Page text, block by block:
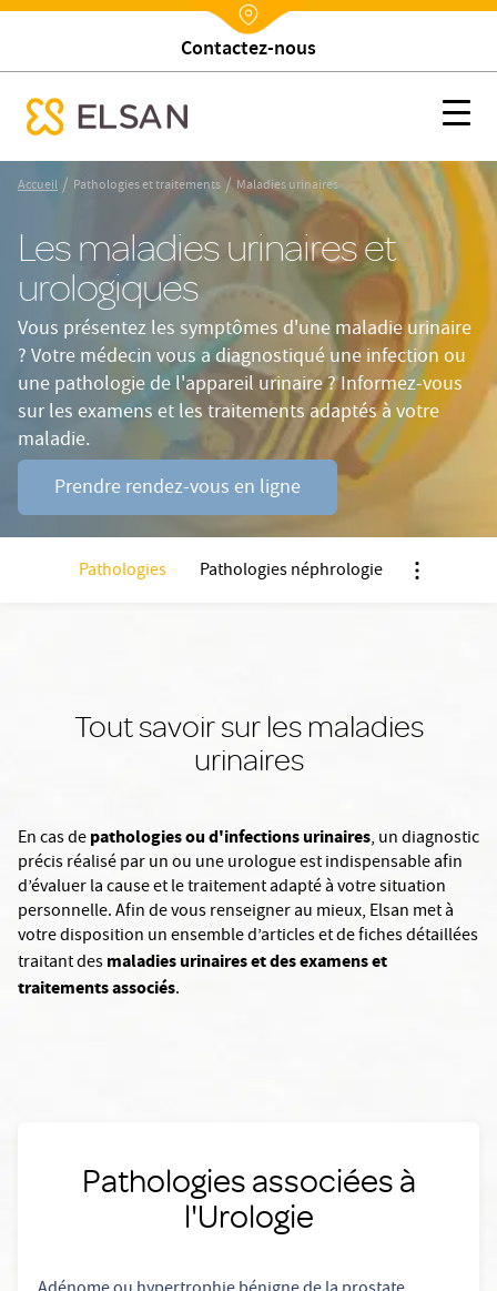
Nx:Aller
contenu
principal
Nx:Annuaire
Trouver un établissement
Maladies urinaires
menu mobile
Accueil / Pathologies et traitements / Maladies urinaires
Les maladies urinaires et
urologiques
Vous présentez les symptômes d'une maladie urinaire
? Votre médecin vous a diagnostiqué une infection ou
une pathologie de l'appareil urinaire ? Informez-vous
sur les examens et les traitements adaptés à votre
maladie.
Prendre rendez-vous en ligne
Pathologies Pathologies néphrologie
Tout savoir sur les maladies
urinaires
En cas depathologies ou d'infections urinaires, un diagnostic
précis réalisé par un ou une urologue est indispensable afin
d’évaluer la cause et le traitement adapté à votre situation
personnelle. Afin de vous renseigner au mieux, Elsan met à
votre disposition un ensemble d’articles et de fiches détaillées
traitant desmaladies urinaires et des examens et
traitements associés.
Pathologies associées à
l'Urologie